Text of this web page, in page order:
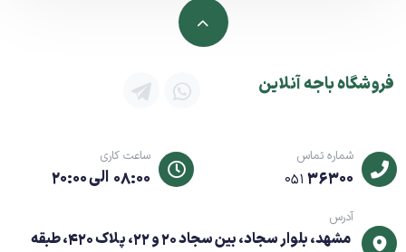
فروشگاه باجه آنلاین
شماره تماس
051 36300
ساعت کاری
08:00 الی 20:00
آدرس
مشهد، بلوار سجاد، بین سجاد 20 و 22، پلاک 420، طبقه